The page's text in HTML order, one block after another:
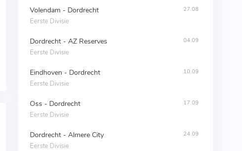
Volendam - Dordrecht
Eerste Divisie
27.08
Dordrecht - AZ Reserves
Eerste Divisie
04.09
Eindhoven - Dordrecht
Eerste Divisie
10.09
Oss - Dordrecht
Eerste Divisie
17.09
Dordrecht - Almere City
Eerste Divisie
24.09